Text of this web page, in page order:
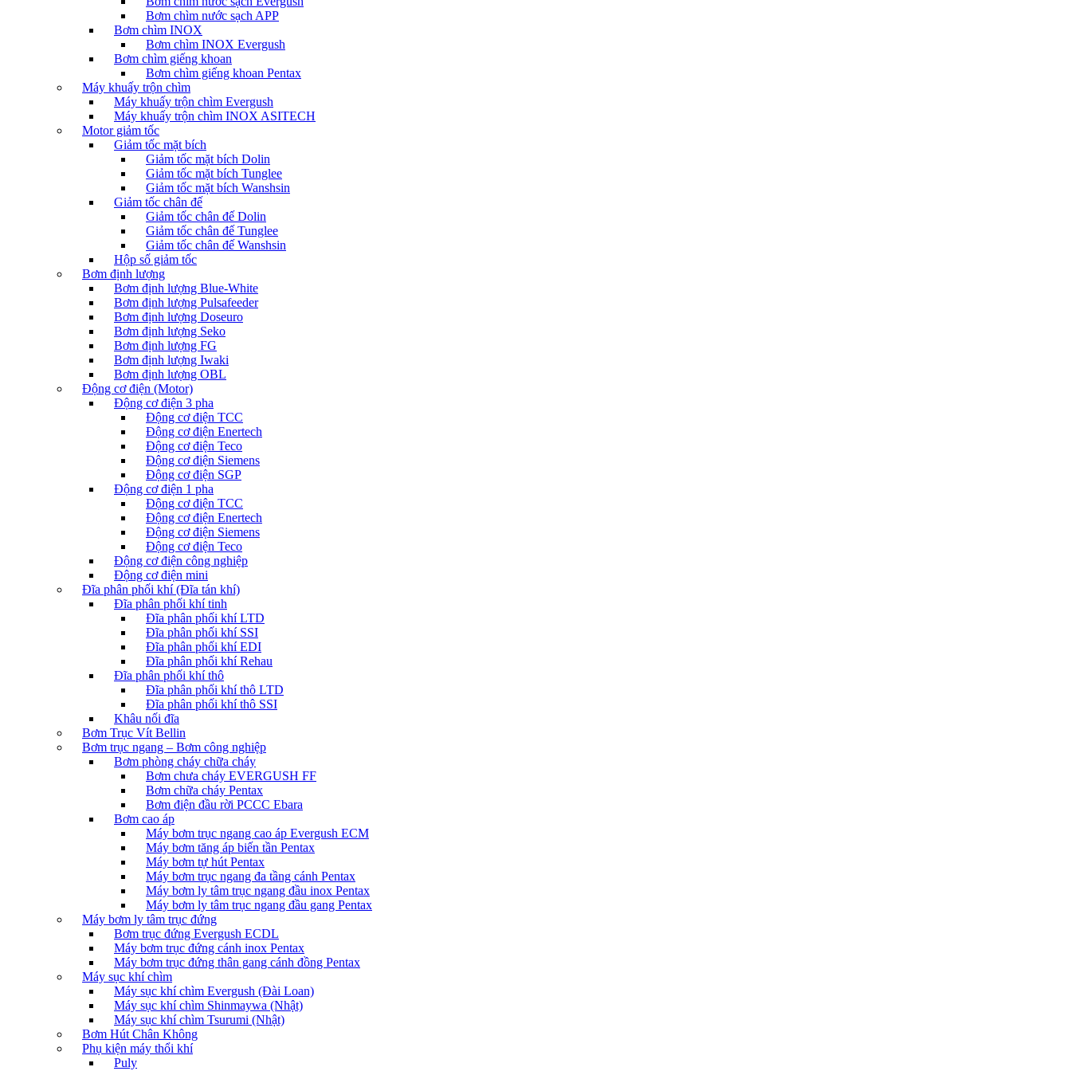
Bơm chìm nước sạch APP
Bơm chìm INOX
Bơm chìm INOX Evergush
Bơm chìm giếng khoan
Bơm chìm giếng khoan Pentax
Máy khuấy trộn chìm
Máy khuấy trộn chìm Evergush
Máy khuấy trộn chìm INOX ASITECH
Motor giảm tốc
Giảm tốc mặt bích
Giảm tốc mặt bích Dolin
Giảm tốc mặt bích Tunglee
Giảm tốc mặt bích Wanshsin
Giảm tốc chân đế
Giảm tốc chân đế Dolin
Giảm tốc chân đế Tunglee
Giảm tốc chân đế Wanshsin
Hộp số giảm tốc
Bơm định lượng
Bơm định lượng Blue-White
Bơm định lượng Pulsafeeder
Bơm định lượng Doseuro
Bơm định lượng Seko
Bơm định lượng FG
Bơm định lượng Iwaki
Bơm định lượng OBL
Động cơ điện (Motor)
Động cơ điện 3 pha
Động cơ điện TCC
Động cơ điện Enertech
Động cơ điện Teco
Động cơ điện Siemens
Động cơ điện SGP
Động cơ điện 1 pha
Động cơ điện TCC
Động cơ điện Enertech
Động cơ điện Siemens
Động cơ điện Teco
Động cơ điện công nghiệp
Động cơ điện mini
Đĩa phân phối khí (Đĩa tán khí)
Đĩa phân phối khí tinh
Đĩa phân phối khí LTD
Đĩa phân phối khí SSI
Đĩa phân phối khí EDI
Đĩa phân phối khí Rehau
Đĩa phân phối khí thô
Đĩa phân phối khí thô LTD
Đĩa phân phối khí thô SSI
Khâu nối đĩa
Bơm Trục Vít Bellin
Bơm trục ngang – Bơm công nghiệp
Bơm phòng cháy chữa cháy
Bơm chưa cháy EVERGUSH FF
Bơm chữa cháy Pentax
Bơm điện đầu rời PCCC Ebara
Bơm cao áp
Máy bơm trục ngang cao áp Evergush ECM
Máy bơm tăng áp biến tần Pentax
Máy bơm tự hút Pentax
Máy bơm trục ngang đa tầng cánh Pentax
Máy bơm ly tâm trục ngang đầu inox Pentax
Máy bơm ly tâm trục ngang đầu gang Pentax
Máy bơm ly tâm trục đứng
Bơm trục đứng Evergush ECDL
Máy bơm trục đứng cánh inox Pentax
Máy bơm trục đứng thân gang cánh đồng Pentax
Máy sục khí chìm
Máy sục khí chìm Evergush (Đài Loan)
Máy sục khí chìm Shinmaywa (Nhật)
Máy sục khí chìm Tsurumi (Nhật)
Bơm Hút Chân Không
Phụ kiện máy thổi khí
Puly